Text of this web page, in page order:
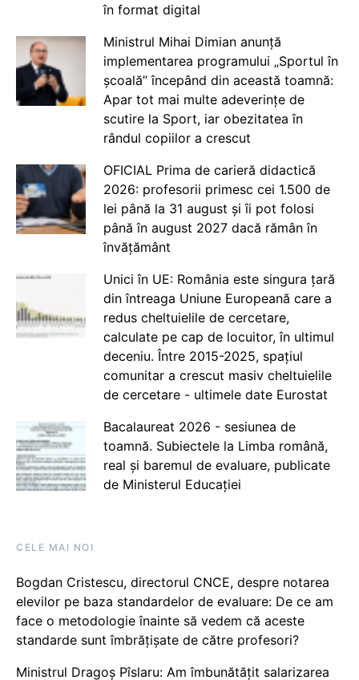
în format digital
Ministrul Mihai Dimian anunță
implementarea programului „Sportul în
școală” începând din această toamnă:
Apar tot mai multe adeverințe de
scutire la Sport, iar obezitatea în
rândul copiilor a crescut
OFICIAL Prima de carieră didactică
2026: profesorii primesc cei 1.500 de
lei până la 31 august și îi pot folosi
până în august 2027 dacă rămân în
învățământ
Unici în UE: România este singura țară
din întreaga Uniune Europeană care a
redus cheltuielile de cercetare,
calculate pe cap de locuitor, în ultimul
deceniu. Între 2015-2025, spațiul
comunitar a crescut masiv cheltuielile
de cercetare - ultimele date Eurostat
Bacalaureat 2026 - sesiunea de
toamnă. Subiectele la Limba română,
real și baremul de evaluare, publicate
de Ministerul Educației
CELE MAI NOI
Bogdan Cristescu, directorul CNCE, despre notarea
elevilor pe baza standardelor de evaluare: De ce am
face o metodologie înainte să vedem că aceste
standarde sunt îmbrățișate de către profesori?
Ministrul Dragoș Pîslaru: Am îmbunătățit salarizarea